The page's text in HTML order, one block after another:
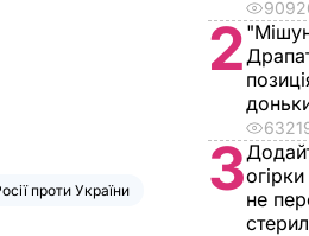
проти України
2
3не